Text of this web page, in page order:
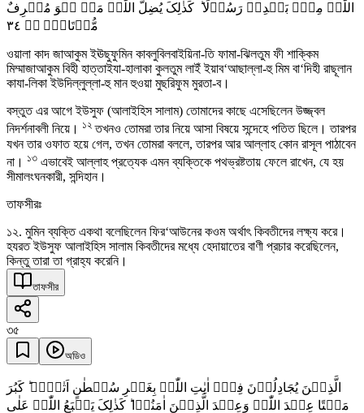
اللّٰہُ مِنۡۢ بَعۡدِہٖ رَسُوۡلًا ؕ کَذٰلِکَ یُضِلُّ اللّٰہُ مَنۡ ہُوَ مُسۡرِفٌ
مُّرۡتَابُۨ ۚۖ ٣٤
ওয়ালা কাদ জাআকুম ইঊছুফুমিন কাবলুবিলবাইয়িনা-তি ফামা-ঝিলতুম ফী শাক্কিম
মিম্মাজাআকুম বিহী হাত্তাইযা-হালাকা কুলতুম লাইঁ ইয়াব‘আছাল্লা-হু মিম বা‘দিহী রাছূলান
কাযা-লিকা ইউদিল্লুল্লা-হু মান হুওয়া মুছরিফুম মুরতা-ব।
বস্তুত এর আগে ইউসুফ (আলাইহিস সালাম) তোমাদের কাছে এসেছিলেন উজ্জ্বল
নিদর্শনাবলী নিয়ে। ১২ তখনও তোমরা তার নিয়ে আসা বিষয়ে সন্দেহে পতিত ছিলে। তারপর
যখন তার ওফাত হয়ে গেল, তখন তোমরা বললে, তারপর আর আল্লাহ কোন রাসূল পাঠাবেন
না। ১৩ এভাবেই আল্লাহ প্রত্যেক এমন ব্যক্তিকে পথভ্রষ্টতায় ফেলে রাখেন, যে হয়
সীমালংঘনকারী, সন্দিহান।
তাফসীরঃ
১২. মুমিন ব্যক্তি একথা বলেছিলেন ফির‘আউনের কওম অর্থাৎ কিবতীদের লক্ষ্য করে।
হযরত ইউসুফ আলাইহিস সালাম কিবতীদের মধ্যে হেদায়াতের বাণী প্রচার করেছিলেন,
কিন্তু তারা তা গ্রাহ্য করেনি।
তাফসীর
৩৫
অডিও
الَّذِیۡنَ یُجَادِلُوۡنَ فِیۡۤ اٰیٰتِ اللّٰہِ بِغَیۡرِ سُلۡطٰنٍ اَتٰہُمۡ ؕ کَبُرَ
مَقۡتًا عِنۡدَ اللّٰہِ وَعِنۡدَ الَّذِیۡنَ اٰمَنُوۡا ؕ کَذٰلِکَ یَطۡبَعُ اللّٰہُ عَلٰی